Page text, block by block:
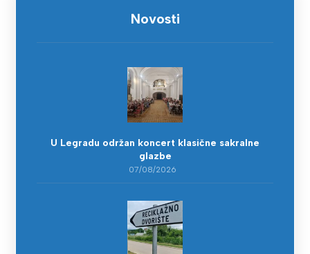
Novosti
U Legradu održan koncert klasične sakralne
glazbe
07/08/2026